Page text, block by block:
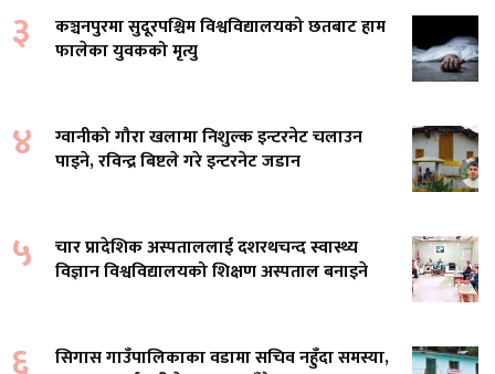
३
कञ्चनपुरमा सुदूरपश्चिम विश्वविद्यालयको छतबाट हाम
फालेका युवकको मृत्यु
४
ग्वानीको गौरा खलामा निशुल्क इन्टरनेट चलाउन
पाइने, रविन्द्र बिष्टले गरे इन्टरनेट जडान
५
चार प्रादेशिक अस्पताललाई दशरथचन्द स्वास्थ्य
विज्ञान विश्वविद्यालयको शिक्षण अस्पताल बनाइने
सिगास गाउँपालिकाका वडामा सचिव नहुँदा समस्या,